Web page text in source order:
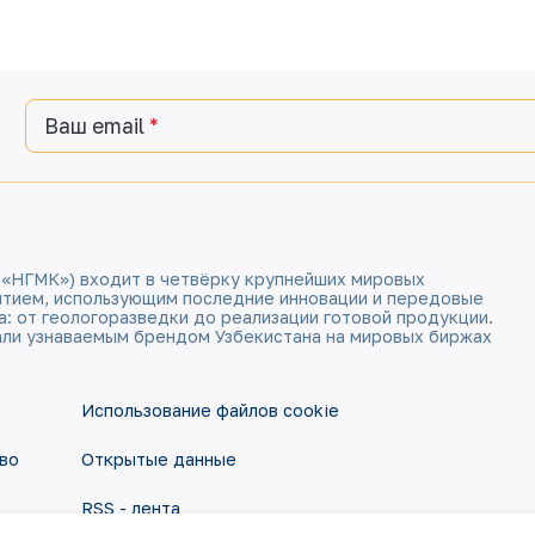
Ваш email
входит в четвёрку крупнейших мировых
использующим последние инновации и передовые
от геологоразведки до реализации готовой продукции.
узнаваемым брендом Узбекистана на мировых биржах
Использование файлов cookie
Открытые данные
RSS - лента